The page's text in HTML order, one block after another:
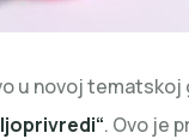
u novoj tematskoj
. Ovo je